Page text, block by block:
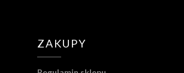
ZAKUPY